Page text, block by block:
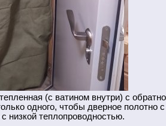
(с ватином внутри) с
одного, чтобы дверное
низкой теплопроводностью.